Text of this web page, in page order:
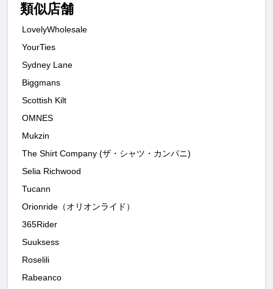
類似店舗
LovelyWholesale
YourTies
Sydney Lane
Biggmans
Scottish Kilt
OMNES
Mukzin
The Shirt Company (ザ・シャツ・カンパニ)
Selia Richwood
Tucann
Orionride（オリオンライド）
365Rider
Suuksess
Roselili
Rabeanco